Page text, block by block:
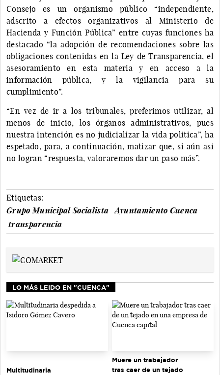
Consejo es un organismo público “independiente,
adscrito a efectos organizativos al Ministerio de
Hacienda y Función Pública” entre cuyas funciones ha
destacado “la adopción de recomendaciones sobre las
obligaciones contenidas en la Ley de Transparencia, el
asesoramiento en esta materia y en acceso a la
información pública, y la vigilancia para su
cumplimiento”.
“En vez de ir a los tribunales, preferimos utilizar, al
menos de inicio, los órganos administrativos, pues
nuestra intención es no judicializar la vida política”, ha
espetado, para, a continuación, matizar que, si aún así
no logran “respuesta, valoraremos dar un paso más”.
Etiquetas:
Grupo Municipal Socialista
Ayuntamiento Cuenca
transparencia
LO MÁS LEIDO EN "CUENCA"
Multitudinaria
Muere un trabajador
tras caer de un tejado